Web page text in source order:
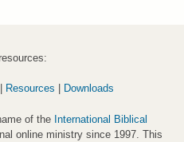
Resources Downloads
of the International Biblical
online ministry since 1997. This